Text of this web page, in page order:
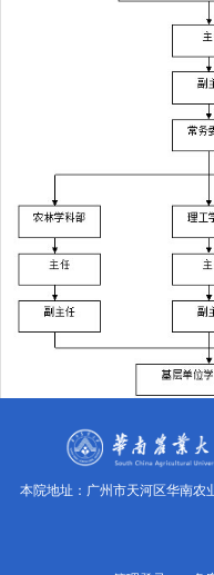
本院地址：广州市天河区华南农